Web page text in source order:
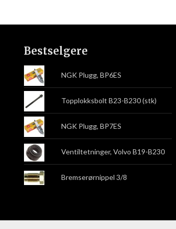
Bestselgere
NGK Plugg, BP6ES
Topplokksbolt B23-B230 (stk)
NGK Plugg, BP7ES
Ventiltetninger, Volvo B19-B230
Bremserørnippel 3/8